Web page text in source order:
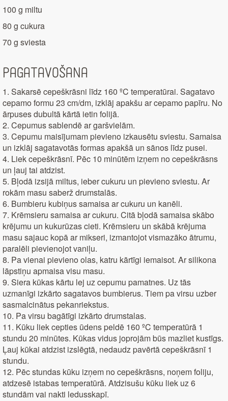
100 g miltu
80 g cukura
70 g sviesta
Pagatavošana
1. Sakarsē cepeškrāsni līdz 160 ºC temperatūrai. Sagatavo
cepamo formu 23 cm/dm, izklāj apakšu ar cepamo papīru. No
ārpuses dubultā kārtā ietin folijā.
2. Cepumus sablendē ar garšvielām.
3. Cepumu maisījumam pievieno izkausētu sviestu. Samaisa
un izklāj sagatavotās formas apakšā un sānos līdz pusei.
4. Liek cepeškrāsnī. Pēc 10 minūtēm izņem no cepeškrāsns
un ļauj tai atdzist.
5. Bļodā izsijā miltus, ieber cukuru un pievieno sviestu. Ar
rokām masu saberž drumstalās.
6. Bumbieru kubiņus samaisa ar cukuru un kanēli.
7. Krēmsieru samaisa ar cukuru. Citā bļodā samaisa skābo
krējumu un kukurūzas cieti. Krēmsieru un skābā krējuma
masu sajauc kopā ar mikseri, izmantojot vismazāko ātrumu,
paralēli pievienojot vaniļu.
8. Pa vienai pievieno olas, katru kārtīgi iemaisot. Ar silikona
lāpstiņu apmaisa visu masu.
9. Siera kūkas kārtu lej uz cepumu pamatnes. Uz tās
uzmanīgi izkārto sagatavos bumbierus. Tiem pa virsu uzber
sasmalcinātus pekanriekstus.
10. Pa virsu bagātīgi izkārto drumstalas.
11. Kūku liek cepties ūdens peldē 160 ºC temperatūrā 1
stundu 20 minūtes. Kūkas vidus joprojām būs mazliet kustīgs.
Ļauj kūkai atdzist izslēgtā, nedaudz pavērtā cepeškrāsnī 1
stundu.
12. Pēc stundas kūku izņem no cepeškrāsns, noņem foliju,
atdzesē istabas temperatūrā. Atdzisušu kūku liek uz 6
stundām vai nakti ledusskapī.